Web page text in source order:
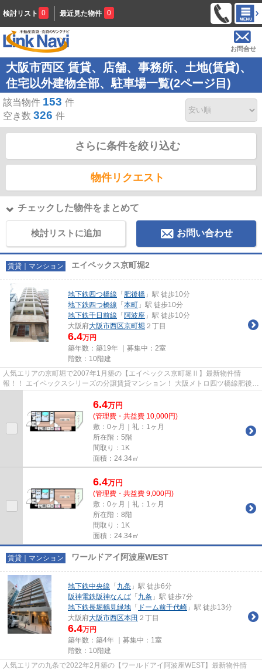
検討リスト 0 最近見た物件 0
お問合せ
大阪市西区 賃貸、店舗、事務所、土地(賃貸)、
住宅以外建物全部、駐車場一覧(2ページ目)
該当物件 153 件
空き数 326 件
さらに条件を絞り込む
物件リクエスト
チェックした物件をまとめて
検討リストに追加 お問い合わせ
賃貸｜マンション エイペックス京町堀2
地下鉄四つ橋線 「 肥後橋 」駅 徒歩10分
地下鉄四つ橋線 「 本町 」駅 徒歩10分
地下鉄千日前線 「 阿波座 」駅 徒歩10分
大阪府大阪市西区京町堀 ２丁目
6.4万円
築年数：築19年 ｜募集中： 2室
階数：10階建
人気エリアの京町堀で2007年1月築の【エイペックス京町堀Ⅱ】最新物件情
報！！ エイペックスシリーズの分譲賃貸マンション！ 大阪メトロ四ツ橋線肥後橋
6.4万円
(管理費・共益費 10,000円)
敷：0ヶ月｜礼：1ヶ月
所在階：5階
間取り：1K
面積：24.34㎡
6.4万円
(管理費・共益費 9,000円)
敷：0ヶ月｜礼：1ヶ月
所在階：8階
間取り：1K
面積：24.34㎡
賃貸｜マンション ワールドアイ阿波座WEST
地下鉄中央線 「 九条 」駅 徒歩6分
阪神電鉄阪神なんば 「 九条 」駅 徒歩7分
地下鉄長堀鶴見緑地 「 ドーム前千代崎 」駅 徒歩13分
大阪府大阪市西区本田 ２丁目
6.4万円
築年数：築4年 ｜募集中： 1室
階数：10階建
人気エリアの九条で2022年2月築の【ワールドアイ阿波座WEST】最新物件情